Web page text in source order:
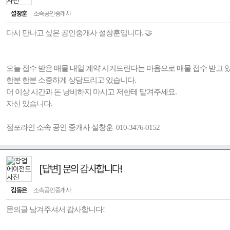
설창훈 소속공인중개사
다시 만나고 싶은 공인중개사 설창훈입니다. 🤝
오늘 접수 받은 매물 내일 계약 시켜드린다는 마음으로 매물 접수 받고
한분 한분 소중하게 상담드리고 있습니다.
더 이상 시간과 돈 낭비하지 마시고 저한테 맡겨주세요.
자신 있습니다.
점포라인 소속 공인 중개사 설창훈 010-3476-0152
[답변] 문의 감사합니다!
김동은 소속공인중개사
문의글 남겨주셔서 감사합니다!